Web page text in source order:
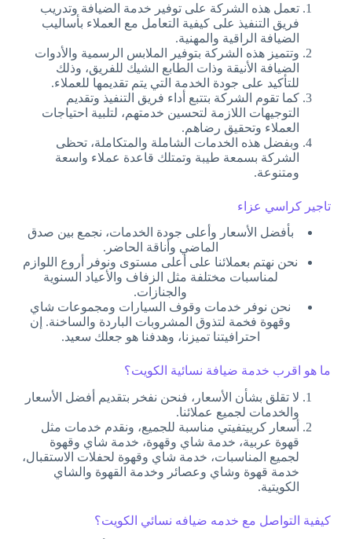
تعمل هذه الشركة على توفير خدمة الضيافة وتدريب
فريق التنفيذ على كيفية التعامل مع العملاء بأساليب
الضيافة الراقية والمهنية.
وتتميز هذه الشركة بتوفير الملابس الرسمية والأدوات
الضيافة الأنيقة وذات الطابع الشيك للفريق، وذلك
للتأكيد على جودة الخدمة التي يتم تقديمها للعملاء.
كما تقوم الشركة بتتبع أداء فريق التنفيذ وتقديم
التوجيهات اللازمة لتحسين خدمتهم، لتلبية احتياجات
العملاء وتحقيق رضاهم.
وبفضل هذه الخدمات الشاملة والمتكاملة، تحظى
الشركة بسمعة طيبة وتمتلك قاعدة عملاء واسعة
ومتنوعة.
تاجير كراسي عزاء
بأفضل الأسعار وأعلى جودة الخدمات، نجمع بين صدق
الماضي وأناقة الحاضر.
نحن نهتم بعملائنا على أعلى مستوى ونوفر أروع اللوازم
لمناسبات مختلفة مثل الزفاف والأعياد السنوية
والجنازات.
نحن نوفر خدمات وقوف السيارات ومجموعات شاي
وقهوة فخمة لتذوق المشروبات الباردة والساخنة. إن
احترافيتنا تميزنا، وهدفنا هو جعلك سعيد.
ما هو اقرب خدمة ضيافة نسائية الكويت؟
لا تقلق بشأن الأسعار، فنحن نفخر بتقديم أفضل الأسعار
والخدمات لجميع عملائنا.
أسعار كرييتفيتي مناسبة للجميع، ونقدم خدمات مثل
قهوة عربية، خدمة شاي وقهوة، خدمة شاي وقهوة
لجميع المناسبات، خدمة شاي وقهوة لحفلات الاستقبال،
خدمة قهوة وشاي وعصائر وخدمة القهوة والشاي
الكويتية.
كيفية التواصل مع خدمه ضيافه نسائي الكويت؟